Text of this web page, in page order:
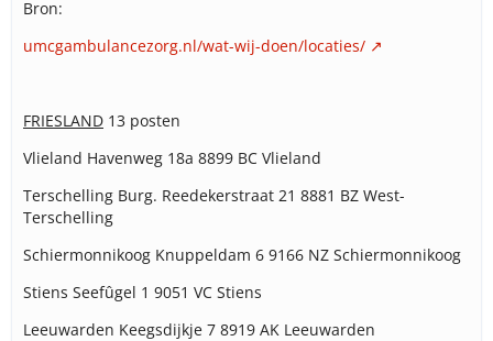
Bron:
umcgambulancezorg.nl/wat-wij-doen/locaties/
FRIESLAND 13 posten
Vlieland Havenweg 18a 8899 BC Vlieland
Terschelling Burg. Reedekerstraat 21 8881 BZ West-
Terschelling
Schiermonnikoog Knuppeldam 6 9166 NZ Schiermonnikoog
Stiens Seefûgel 1 9051 VC Stiens
Leeuwarden Keegsdijkje 7 8919 AK Leeuwarden